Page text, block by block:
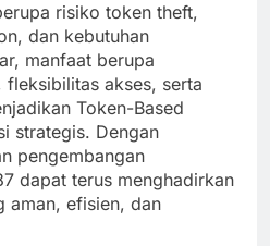
risiko token theft,
dan kebutuhan
manfaat berupa
akses, serta
Token-Based
strategis. Dengan
pengembangan
dapat terus menghadirkan
aman, efisien, dan